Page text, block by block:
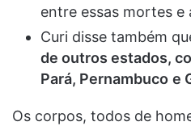
entre essas mortes e
Curi disse também
de outros estados,
Pará, Pernambuco e
Os corpos, todos de